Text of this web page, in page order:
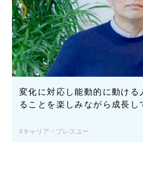
変化に対応し能動的に動ける
ることを楽しみながら成長し
キャリア・ブレスユー